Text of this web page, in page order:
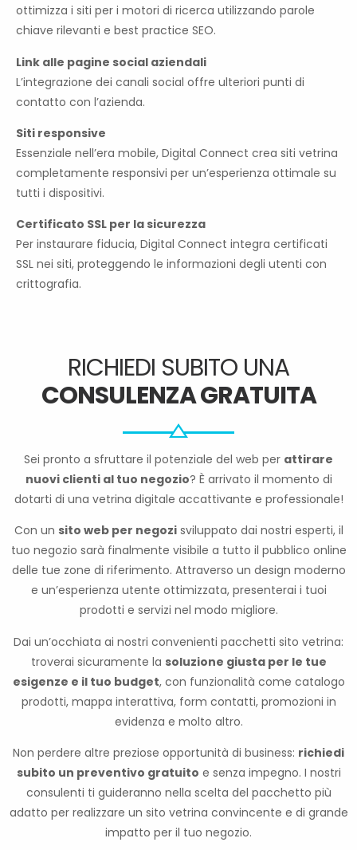
ottimizza i siti per i motori di ricerca utilizzando parole
chiave rilevanti e best practice SEO.
Link alle pagine social aziendali
L’integrazione dei canali social offre ulteriori punti di
contatto con l’azienda.
Siti responsive
Essenziale nell’era mobile, Digital Connect crea siti vetrina
completamente responsivi per un’esperienza ottimale su
tutti i dispositivi.
Certificato SSL per la sicurezza
Per instaurare fiducia, Digital Connect integra certificati
SSL nei siti, proteggendo le informazioni degli utenti con
crittografia.
RICHIEDI SUBITO UNA
CONSULENZA GRATUITA
Sei pronto a sfruttare il potenziale del web per attirare
nuovi clienti al tuo negozio? È arrivato il momento di
dotarti di una vetrina digitale accattivante e professionale!
Con un sito web per negozisviluppato dai nostri esperti, il
tuo negozio sarà finalmente visibile a tutto il pubblico online
delle tue zone di riferimento. Attraverso un design moderno
e un’esperienza utente ottimizzata, presenterai i tuoi
prodotti e servizi nel modo migliore.
Dai un’occhiata ai nostri convenienti pacchetti sito vetrina:
troverai sicuramente la soluzione giusta per le tue
esigenze e il tuo budget, con funzionalità come catalogo
prodotti, mappa interattiva, form contatti, promozioni in
evidenza e molto altro.
Non perdere altre preziose opportunità di business: richiedi
subito un preventivo gratuito e senza impegno. I nostri
consulenti ti guideranno nella scelta del pacchetto più
adatto per realizzare un sito vetrina convincente e di grande
impatto per il tuo negozio.